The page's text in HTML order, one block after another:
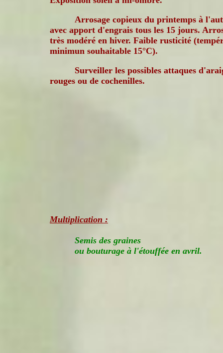
Arrosage copieux du printemps à
avec apport d'engrais tous les 15 jours.
très modéré en hiver. Faible rusticité
minimun souhaitable 15°C).
Surveiller les possibles attaques
rouges ou de cochenilles.
Multiplication :
Semis des graines
ou bouturage à l'étouffée en avril.